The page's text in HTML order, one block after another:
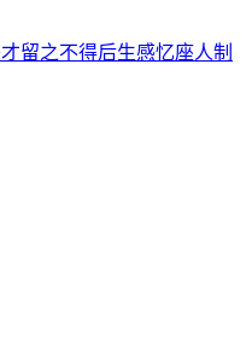
留之不得后生感忆座人制